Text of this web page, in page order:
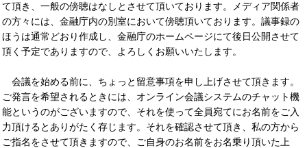
て頂き、一般の傍聴はなしとさせて頂いております。メディア関係者
の方々には、金融庁内の別室において傍聴頂いております。議事録の
ほうは通常どおり作成し、金融庁のホームページにて後日公開させて
頂く予定でありますので、よろしくお願いいたします。
会議を始める前に、ちょっと留意事項を申し上げさせて頂きます。
ご発言を希望されるときには、オンライン会議システムのチャット機
能というのがございますので、それを使って全員宛てにお名前をご入
力頂けるとありがたく存じます。それを確認させて頂き、私の方から
ご指名をさせて頂きますので、ご自身のお名前をお名乗り頂いた上